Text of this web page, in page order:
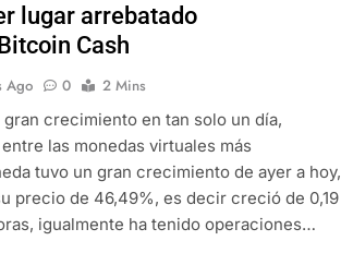
lugar arrebatado
Cash
Ago 0
2 Mins
crecimiento en tan solo un día,
las monedas virtuales más
tuvo un gran crecimiento de ayer a hoy,
precio de 46,49%, es decir creció de 0,19
igualmente ha tenido operaciones…